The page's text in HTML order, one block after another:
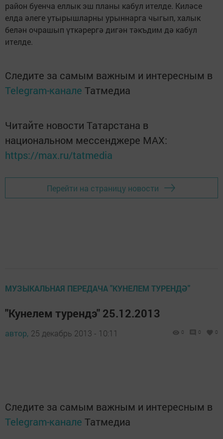
район буенча еллык эш планы кабул ителде. Киләсе
елда әлеге утырышларны урыннарга чыгып, халык
белән очрашып үткәрергә дигән тәкъдим дә кабул
ителде.
Следите за самым важным и интересным в
Telegram-канале Татмедиа
Читайте новости Татарстана в
национальном мессенджере MАХ:
https://max.ru/tatmedia
Перейти на страницу новости
МУЗЫКАЛЬНАЯ ПЕРЕДАЧА "КУНЕЛЕМ ТУРЕНДӘ"
"Кунелем турендэ" 25.12.2013
автор, 25 декабрь 2013 - 10:11 0 0 0
Следите за самым важным и интересным в
Telegram-канале Татмедиа